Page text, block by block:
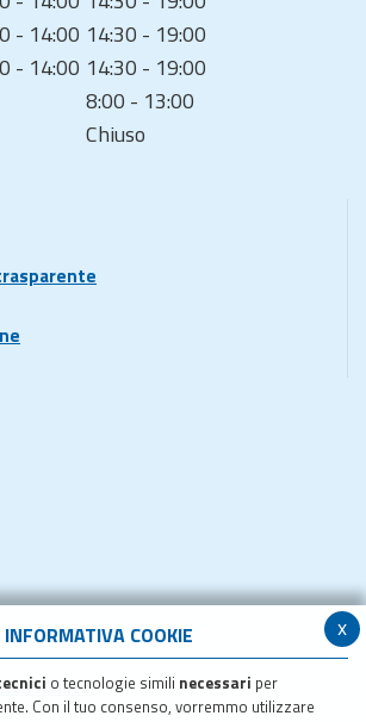
x
INFORMATIVA COOKIE
o tecnologie simili necessari per
Con il tuo consenso, vorremmo utilizzare
- 14:00 14:30 - 19:00
- 14:00 14:30 - 19:00
8:00 - 13:00
Chiuso